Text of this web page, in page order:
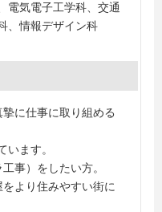
電気電子工学科、交通
、情報デザイン科
に仕事に取り組める
ます。
事）をしたい方。
より住みやすい街に